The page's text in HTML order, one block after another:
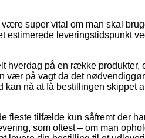
super vital om man skal
estimerede leveringstidspunkt
hverdag på en række produkter,
vær på vagt da det
nå at få bestillingen skippet
fleste tilfælde kun såfremt der
som oftest – om man